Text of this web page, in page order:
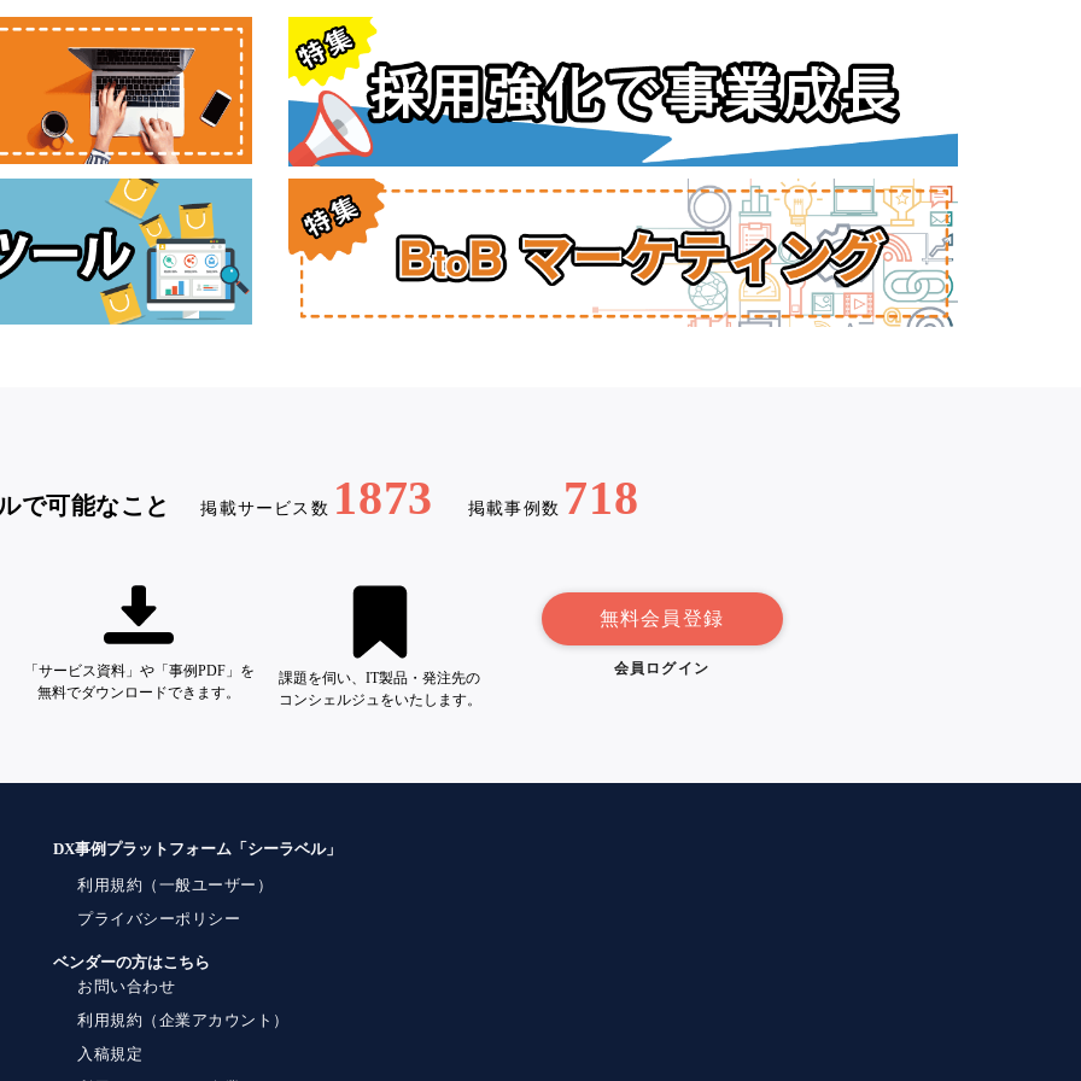
で可能なこと 掲載サービス数 1873 掲載事例数 718
「サービス資料」や「事例PDF」を
無料でダウンロードできます。
課題を伺い、IT製品・発注先の
コンシェルジュをいたします。
無料会員登録
会員ログイン
DX事例プラットフォーム「シーラベル」
利用規約（一般ユーザー）
プライバシーポリシー
ベンダーの方はこちら
お問い合わせ
利用規約（企業アカウント）
入稿規定